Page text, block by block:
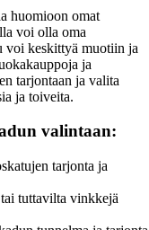
huomioon omat
voi olla oma
voi keskittyä muotiin ja
ja
tarjontaan ja valita
ja toiveita.
valintaan:
tarjonta ja
tuttavilta vinkkejä